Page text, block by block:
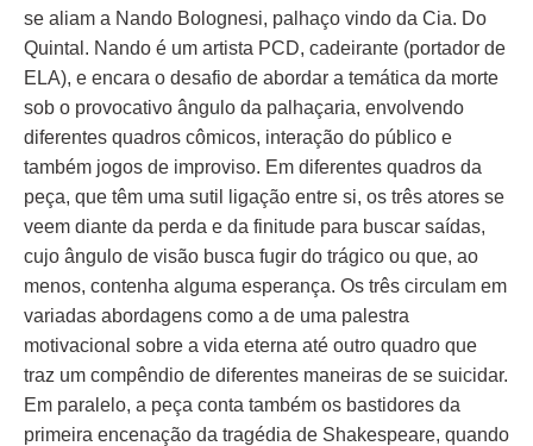
se aliam a Nando Bolognesi, palhaço vindo da Cia. Do
Quintal. Nando é um artista PCD, cadeirante (portador de
ELA), e encara o desafio de abordar a temática da morte
sob o provocativo ângulo da palhaçaria, envolvendo
diferentes quadros cômicos, interação do público e
também jogos de improviso. Em diferentes quadros da
peça, que têm uma sutil ligação entre si, os três atores se
veem diante da perda e da finitude para buscar saídas,
cujo ângulo de visão busca fugir do trágico ou que, ao
menos, contenha alguma esperança. Os três circulam em
variadas abordagens como a de uma palestra
motivacional sobre a vida eterna até outro quadro que
traz um compêndio de diferentes maneiras de se suicidar.
Em paralelo, a peça conta também os bastidores da
primeira encenação da tragédia de Shakespeare, quando